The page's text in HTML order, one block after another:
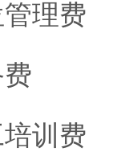
管理费
培训费